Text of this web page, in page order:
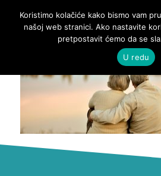
Koristimo kolačiće kako bismo vam
našoj web stranici. Ako nastavite
pretpostavit ćemo da se
U redu